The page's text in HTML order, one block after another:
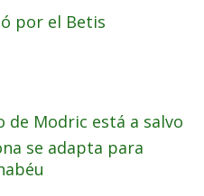
por el Betis
de Modric está a salvo
se adapta para